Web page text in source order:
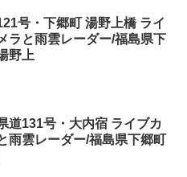
号・下郷町 湯野上橋 ライ
ラと雨雲レーダー/福島県下
野上
道131号・大内宿 ライブカ
雨雲レーダー/福島県下郷町